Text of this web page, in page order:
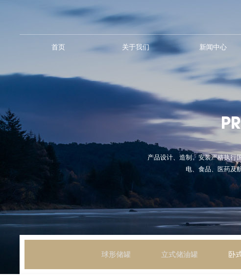
首页 关于我们 新闻中心
产品设计、造制、安装严格执行
电、食品、医药及
球形储罐 立式储油罐 卧